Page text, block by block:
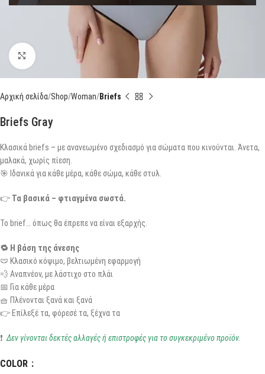
Click to enlarge
Αρχική σελίδα Shop Woman Briefs
Briefs Gray
Κλασικά briefs – με ανανεωμένο σχεδιασμό για σώματα που κινούνται. Άνετα,
μαλακά, χωρίς πίεση.
🎯 Ιδανικά για κάθε μέρα, κάθε σώμα, κάθε στυλ.
👉 Τα βασικά – φτιαγμένα σωστά.
Το brief… όπως θα έπρεπε να είναι εξαρχής.
🔁 Η βάση της άνεσης
🩲 Κλασικό κόψιμο, βελτιωμένη εφαρμογή
💨 Αναπνέον, με λάστιχο στο πλάι
📅 Για κάθε μέρα
🧺 Πλένονται ξανά και ξανά
👉 Επίλεξέ τα, φόρεσέ τα, ξέχνα τα
❗ Δεν γίνονται δεκτές αλλαγές ή επιστροφές για το συγκεκριμένο προϊόν.
COLOR